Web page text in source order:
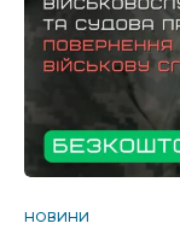
НОВИНИ